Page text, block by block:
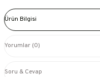
Ürün Bilgisi
Yorumlar (0)
Soru & Cevap